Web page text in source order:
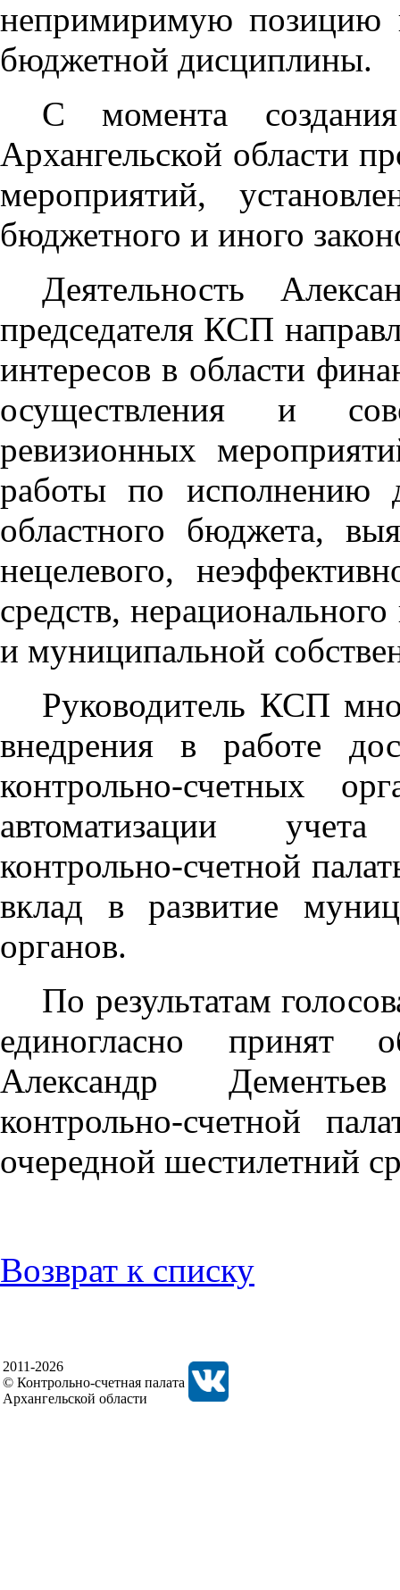
непримиримую позицию
бюджетной дисциплины.
С момента создания
Архангельской области
мероприятий,
бюджетного и иного
Деятельность
председателя КСП
интересов в области
осуществления и
ревизионных
работы по исполнению
областного бюджета,
нецелевого,
средств,
и муниципальной
Руководитель КСП
внедрения в работе
контрольно-счетных
автоматизации учета
контрольно-счетной
вклад в развитие
органов.
По результатам
единогласно принят
Александр
контрольно-счетной
очередной шестилетний
Возврат к списку
2011-2026
© Контрольно-счетная палата
Архангельской области